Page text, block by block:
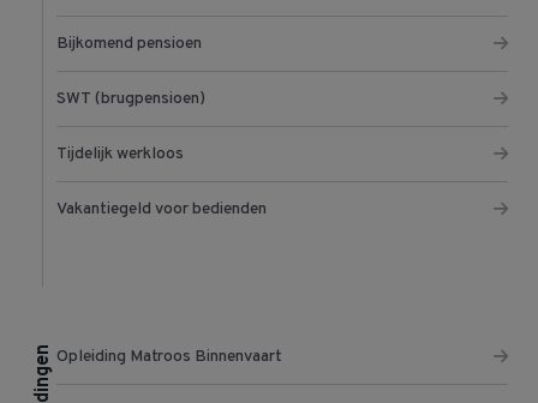
Bijkomend pensioen
SWT (brugpensioen)
Tijdelijk werkloos
Vakantiegeld voor bedienden
Opleiding Matroos Binnenvaart